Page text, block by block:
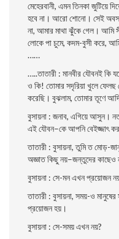
মেহেরবানী, এমন তিনকা জুটিয়ে
হবে না। আরো শোনো। সেই
না, আমার মাথা ঝুঁকে গেল। আমি
লোকে পা চুমে, কদম-বুসী করে,
……
…..তাতারী : মানবীর যৌবনই কি
ও কি! তোমার সদৃরিয়া খুলে
করেছি। বুঝলাম, তোমার তূণে
বুসায়না : জনাব, এগিয়ে আসুন।
এই যৌবন–কে আপনি বেইজ্জাৎ
তাতারী : বুসায়না, তুমি ত মোড়-
অজ্ঞাত কিছু নয়–জন্তুদের
বুসায়না : সে-মন এখন প্রয়োজন
তাতারী : বুসায়না, সময়-ও
প্রয়োজন হয়।
বুসায়না : সে-সময় এখন নয়?